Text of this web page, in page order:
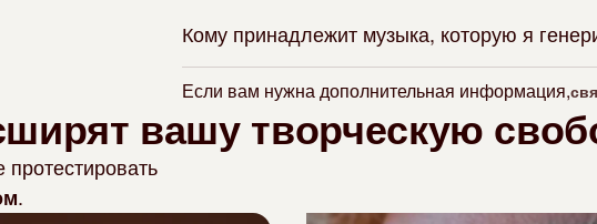
Кому принадлежит музыка, которую я
Если вам нужна дополнительная информация,
вашу творческую
.